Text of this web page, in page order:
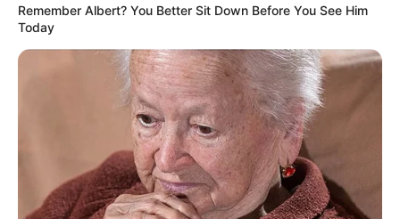
Remember Albert? You Better Sit Down Before You See Him
Today